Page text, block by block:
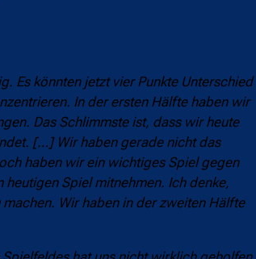
Es könnten jetzt vier Punkte Unterschied
In der ersten Hälfte haben wir
Das Schlimmste ist, dass wir heute
[…] Wir haben gerade nicht das
haben wir ein wichtiges Spiel gegen
Spiel mitnehmen. Ich denke,
Wir haben in der zweiten Hälfte